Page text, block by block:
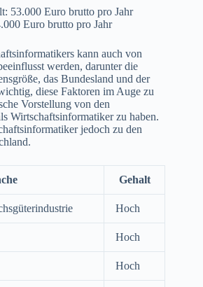
53.000 Euro brutto pro Jahr
Euro brutto pro Jahr
kann auch von
werden, darunter die
das Bundesland und der
diese Faktoren im Auge zu
Vorstellung von den
Wirtschaftsinformatiker zu haben.
jedoch zu den
Gehalt
Hoch
Hoch
Hoch